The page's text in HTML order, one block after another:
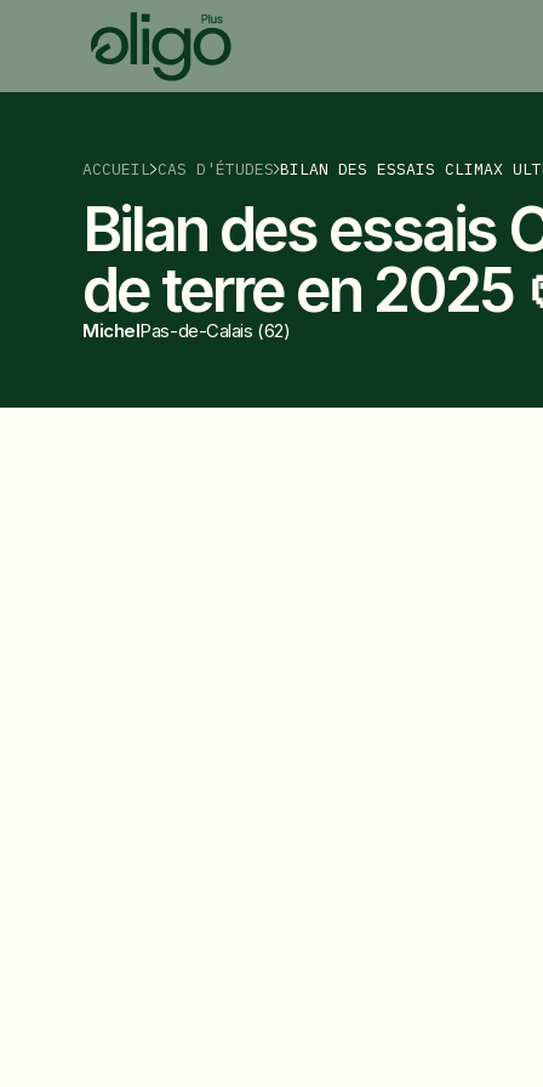
ACCUEIL CAS D'ÉTUDES BILAN DES ESSAIS CLIMAX
Bilan des essais
de terre en 2025
Michel Pas-de-Calais (62)